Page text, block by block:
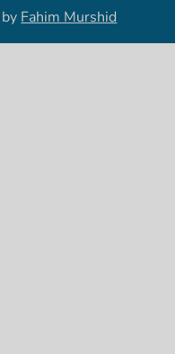
byFahim Murshid